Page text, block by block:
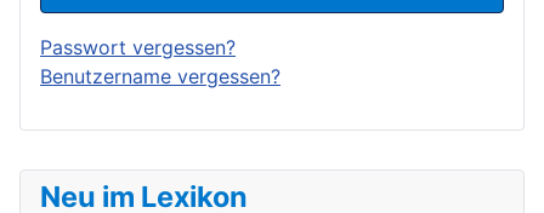
Neu im Lexikon
Passwort vergessen?
Benutzername vergessen?